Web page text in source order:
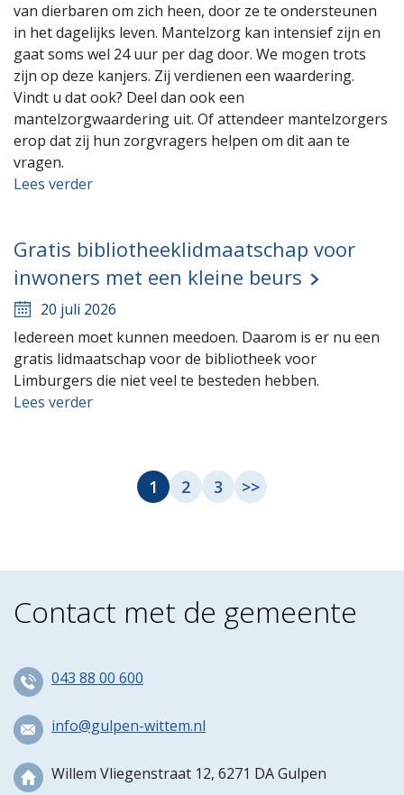
van dierbaren om zich heen, door ze te ondersteunen
in het dagelijks leven. Mantelzorg kan intensief zijn en
gaat soms wel 24 uur per dag door. We mogen trots
zijn op deze kanjers. Zij verdienen een waardering.
Vindt u dat ook? Deel dan ook een
mantelzorgwaardering uit. Of attendeer mantelzorgers
erop dat zij hun zorgvragers helpen om dit aan te
vragen.
Lees verder
Gratis bibliotheeklidmaatschap voor
inwoners met een kleine beurs
20 juli 2026
Iedereen moet kunnen meedoen. Daarom is er nu een
gratis lidmaatschap voor de bibliotheek voor
Limburgers die niet veel te besteden hebben.
Lees verder
1
Pagina
2
Pagina
3
Volgende pagina
>>
Contact met de gemeente
043 88 00 600
info@gulpen-wittem.nl
Willem Vliegenstraat 12, 6271 DA Gulpen